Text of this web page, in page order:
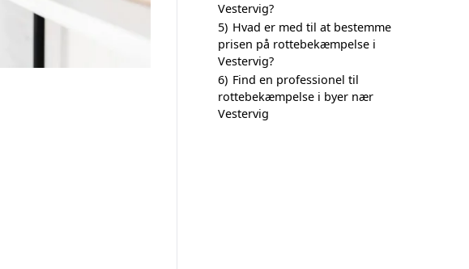
Vestervig?
5) Hvad er med til at bestemme
prisen på rottebekæmpelse i
Vestervig?
6) Find en professionel til
rottebekæmpelse i byer nær
Vestervig